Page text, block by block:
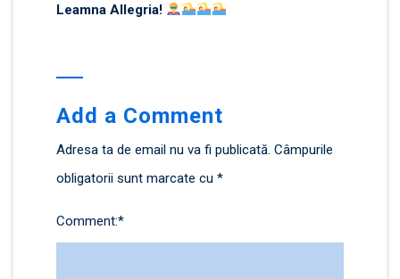
Leamna Allegria!
Add a Comment
Adresa ta de email nu va fi publicată. Câmpurile
obligatorii sunt marcate cu *
Comment:*